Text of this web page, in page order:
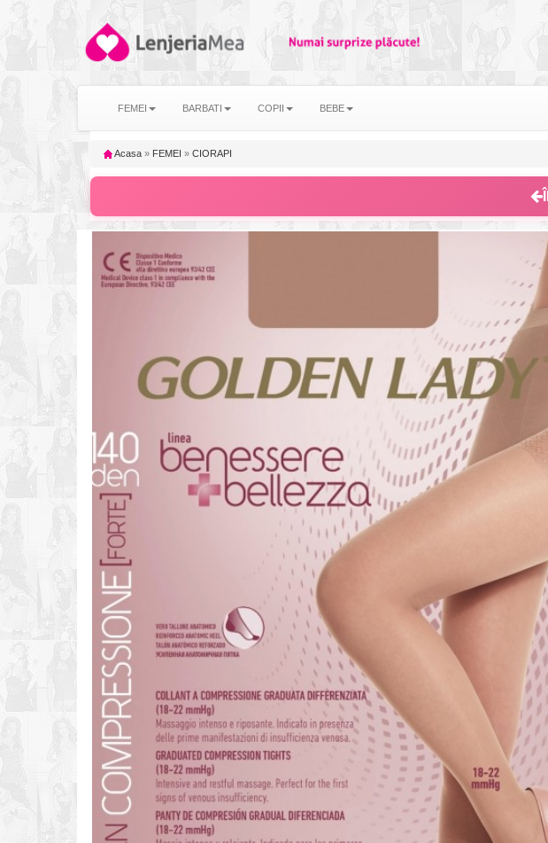
FEMEI BARBATI COPII BEBE
Acasa » FEMEI » CIORAPI